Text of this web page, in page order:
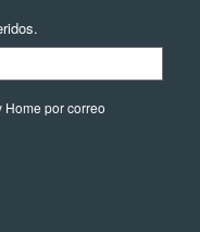
por correo